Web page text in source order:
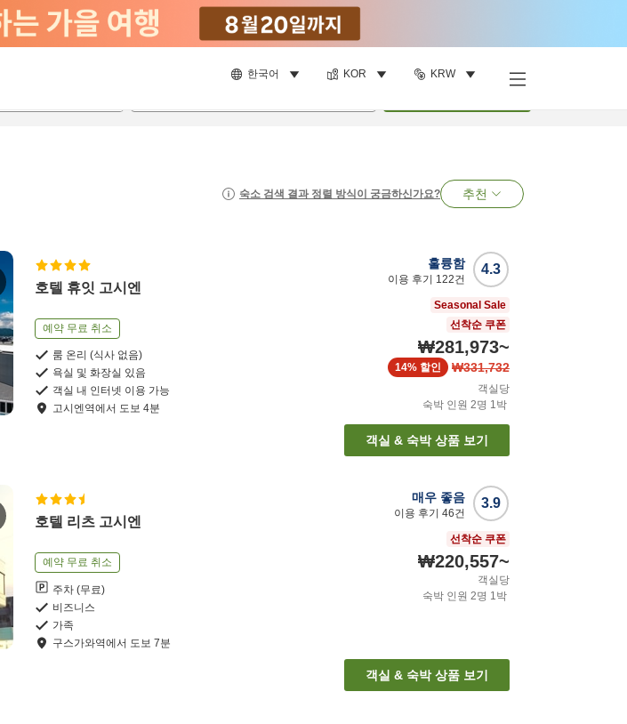
한국어 KOR KRW
숙소 검색 결과 정렬 방식이 궁금하신가요? 추천
호텔 휴잇 고시엔
예약 무료 취소
룸 온리 (식사 없음)
욕실 및 화장실 있음
객실 내 인터넷 이용 가능
고시엔역에서 도보 4분
4.3
훌륭함
이용 후기 122건
Seasonal Sale
선착순 쿠폰
₩281,973~
₩331,732
14% 할인
객실당
숙박 인원 2명 1박
객실 & 숙박 상품 보기
호텔 리츠 고시엔
예약 무료 취소
주차 (무료)
비즈니스
가족
구스가와역에서 도보 7분
3.9
매우 좋음
이용 후기 46건
선착순 쿠폰
₩220,557~
객실당
숙박 인원 2명 1박
객실 & 숙박 상품 보기